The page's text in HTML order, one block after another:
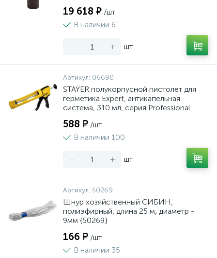
19 618 ₽ /шт
В наличии 6
- + шт
Артикул: 06690
STAYER полукорпусной пистолет для
герметика Expert, антикапельная
система, 310 мл, серия Professional
588 ₽ /шт
В наличии 100
- + шт
Артикул: 50269
Шнур хозяйственный СИБИН,
полиэфирный, длина 25 м, диаметр -
9мм {50269}
166 ₽ /шт
В наличии 35